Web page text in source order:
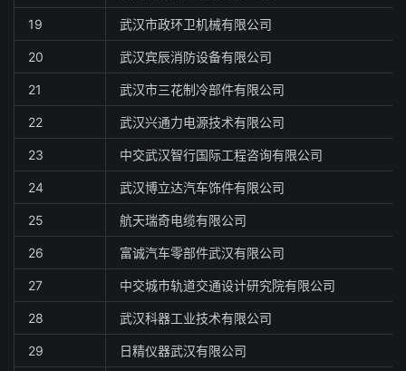
19 武汉市政环卫机械有限公司
20 武汉宾辰消防设备有限公司
21 武汉市三花制冷部件有限公司
22 武汉兴通力电源技术有限公司
23 中交武汉智行国际工程咨询有限公司
24 武汉博立达汽车饰件有限公司
25 航天瑞奇电缆有限公司
26 富诚汽车零部件武汉有限公司
27 中交城市轨道交通设计研究院有限公司
28 武汉科器工业技术有限公司
29 日精仪器武汉有限公司